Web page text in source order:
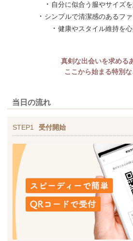
・ 自分に似合う服やサイズ
・ シンプルで清潔感のあるフ
・ 健康やスタイル維持を
真剣な出会いを求める
ここから始まる特別
当日の流れ
STEP1 受付開始